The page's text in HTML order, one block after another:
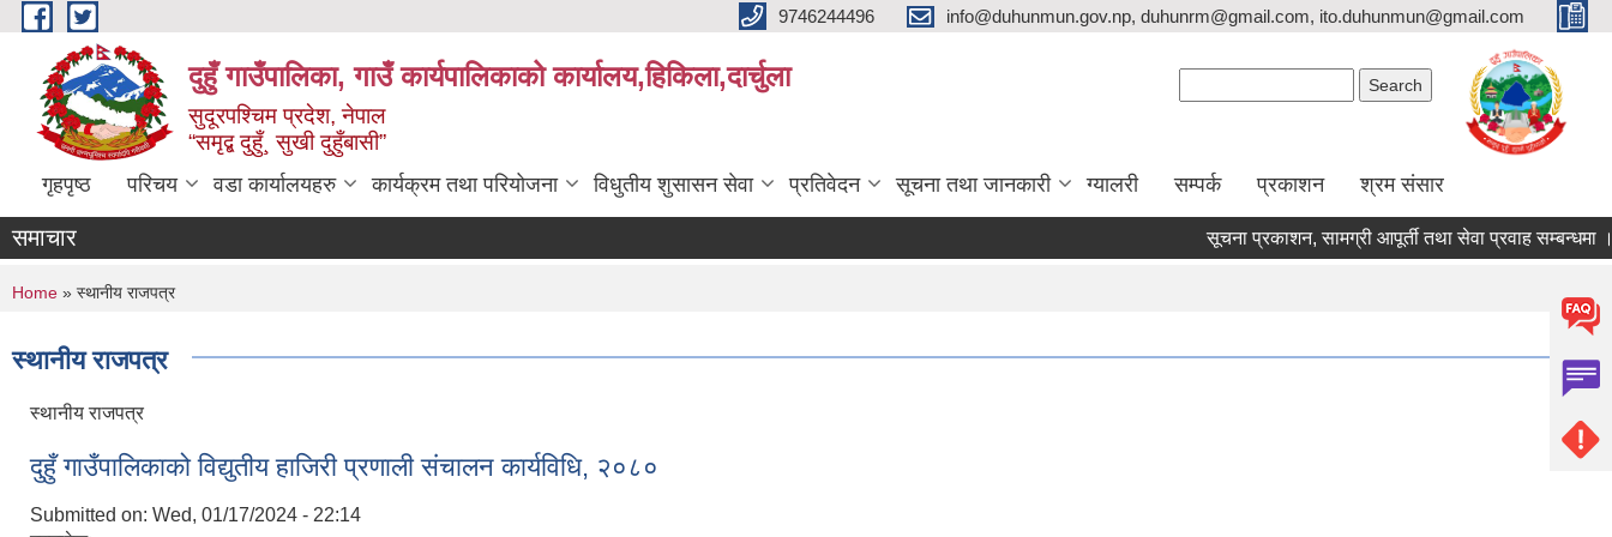
Skip to main content 9746244496 info@duhunmun.gov.np, duhunrm@gmail.com, ito.duhunmun@gmail.com
दुहुँ गाउँपालिका, गाउँ कार्यपालिकाको कार्यालय,हिकिला,दार्चुला
सुदूरपश्चिम प्रदेश, नेपाल
“समृद्ब दुहुँ¸ सुखी दुहुँबासी”
गृहपृष्ठ परिचय वडा कार्यालयहरु कार्यक्रम तथा परियोजना विधुतीय शुसासन सेवा प्रतिवेदन सूचना तथा जानकारी ग्यालरी सम्पर्क प्रकाशन श्रम संसार
समाचार सूचना प्रकाशन, सामग्री आपूर्ती तथा सेवा प्रवाह सम्बन्धमा ।
You are here
Home » स्थानीय राजपत्र
स्थानीय राजपत्र
स्थानीय राजपत्र
दुहुँ गाउँपालिकाको विद्युतीय हाजिरी प्रणाली संचालन कार्यविधि, २०८०
Submitted on: Wed, 01/17/2024 - 22:14